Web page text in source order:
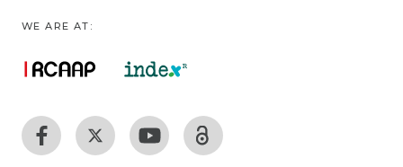
WE ARE AT: